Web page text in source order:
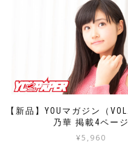
¥1,980
で
し
た。
は
¥800
で
す。
【新品】YOUマガジン（
乃華 掲載4ページ
¥5,960